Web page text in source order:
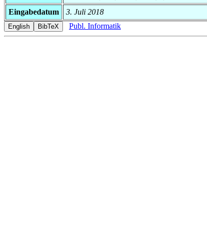
Eingabedatum
3. Juli 2018
Publ. Informatik